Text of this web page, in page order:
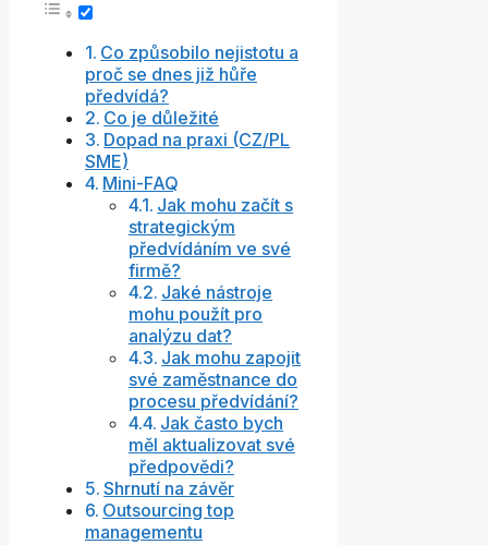
Co způsobilo nejistotu a
proč se dnes již hůře
předvídá?
Co je důležité
Dopad na praxi (CZ/PL
SME)
Mini-FAQ
Jak mohu začít s
strategickým
předvídáním ve své
firmě?
Jaké nástroje
mohu použít pro
analýzu dat?
Jak mohu zapojit
své zaměstnance do
procesu předvídání?
Jak často bych
měl aktualizovat své
předpovědi?
Shrnutí na závěr
Outsourcing top
managementu